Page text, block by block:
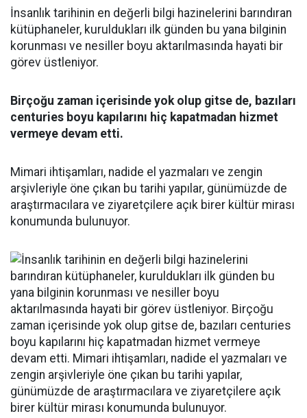
İnsanlık tarihinin en değerli bilgi hazinelerini barındıran
kütüphaneler, kuruldukları ilk günden bu yana bilginin
korunması ve nesiller boyu aktarılmasında hayati bir
görev üstleniyor.
Birçoğu zaman içerisinde yok olup gitse de, bazıları
centuries boyu kapılarını hiç kapatmadan hizmet
vermeye devam etti.
Mimari ihtişamları, nadide el yazmaları ve zengin
arşivleriyle öne çıkan bu tarihi yapılar, günümüzde de
araştırmacılara ve ziyaretçilere açık birer kültür mirası
konumunda bulunuyor.